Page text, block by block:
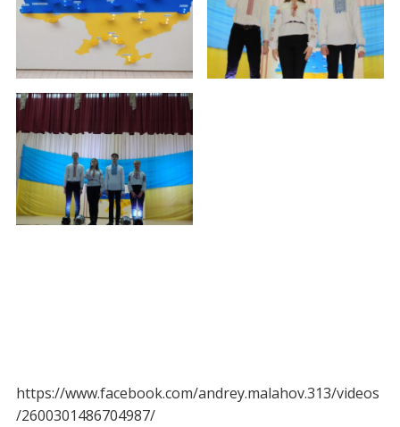
https://www.facebook.com/andrey.malahov.313/videos
/2600301486704987/